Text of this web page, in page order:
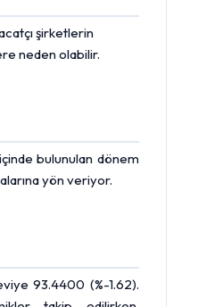
şirketlerin
neden olabilir.
bulunulan dönem
yön veriyor.
93.4400 (%-1.62).